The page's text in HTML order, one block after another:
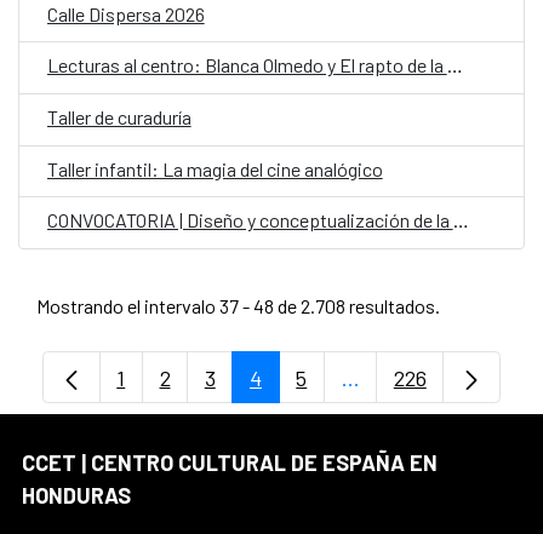
Calle Dispersa 2026
Lecturas al centro: Blanca Olmedo y El rapto de la Sevillana
Taller de curaduría
Taller infantil: La magia del cine analógico
CONVOCATORIA | Diseño y conceptualización de la carroza del CCET
Mostrando el intervalo 37 - 48 de 2.708 resultados.
Página
1 Página
2 Página
3 Página
4 Página
5 ...Páginas intermedias
Página
226
CCET | CENTRO CULTURAL DE ESPAÑA EN
HONDURAS